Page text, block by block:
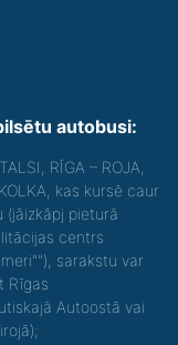
autobusi:
RĪGA – ROJA,
kas kursē caur
(jāizkāpj pieturā
centrs
sarakstu var
Rīgas
Autoostā vai